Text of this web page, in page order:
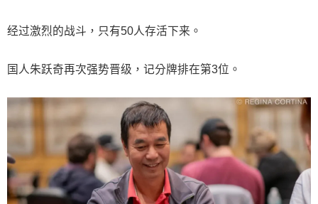
经过激烈的战斗，只有50人存活下来。
国人朱跃奇再次强势晋级，记分牌排在第3位。